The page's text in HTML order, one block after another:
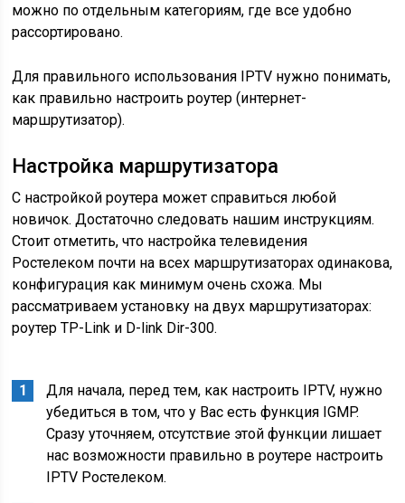
можно по отдельным категориям, где все удобно
рассортировано.
Для правильного использования IPTV нужно понимать,
как правильно настроить роутер (интернет-
маршрутизатор).
Настройка маршрутизатора
С настройкой роутера может справиться любой
новичок. Достаточно следовать нашим инструкциям.
Стоит отметить, что настройка телевидения
Ростелеком почти на всех маршрутизаторах одинакова,
конфигурация как минимум очень схожа. Мы
рассматриваем установку на двух маршрутизаторах:
роутер TP-Link и D-link Dir-300.
Для начала, перед тем, как настроить IPTV, нужно
убедиться в том, что у Вас есть функция IGMP.
Сразу уточняем, отсутствие этой функции лишает
нас возможности правильно в роутере настроить
IPTV Ростелеком.